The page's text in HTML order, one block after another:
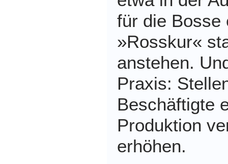
für die Bosse
»Rosskur«
anstehen.
Praxis:
Beschäftigte
Produktion
erhöhen.